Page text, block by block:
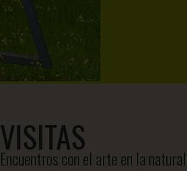
VISITAS
Encuentros con el arte en la